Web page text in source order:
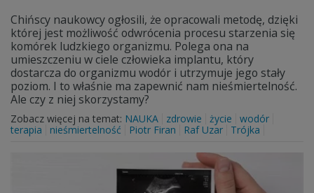
Chińscy naukowcy ogłosili, że opracowali metodę, dzięki
której jest możliwość odwrócenia procesu starzenia się
komórek ludzkiego organizmu. Polega ona na
umieszczeniu w ciele człowieka implantu, który
dostarcza do organizmu wodór i utrzymuje jego stały
poziom. I to właśnie ma zapewnić nam nieśmiertelność.
Ale czy z niej skorzystamy?
Zobacz więcej na temat: NAUKA zdrowie życie
wodór
terapia
nieśmiertelność Piotr Firan Raf Uzar Trójka